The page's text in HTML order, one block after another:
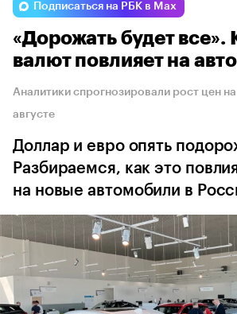
Jaecoo Geely Volga
Подписаться на РБК в Max
«Дорожать будет все».
валют повлияет на
Аналитики спрогнозировали рост цен
августе
Доллар и евро опять
Разбираемся, как это
на новые автомобили в